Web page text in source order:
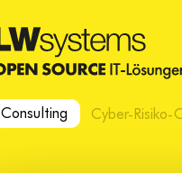
Consulting Cyber-Risiko-